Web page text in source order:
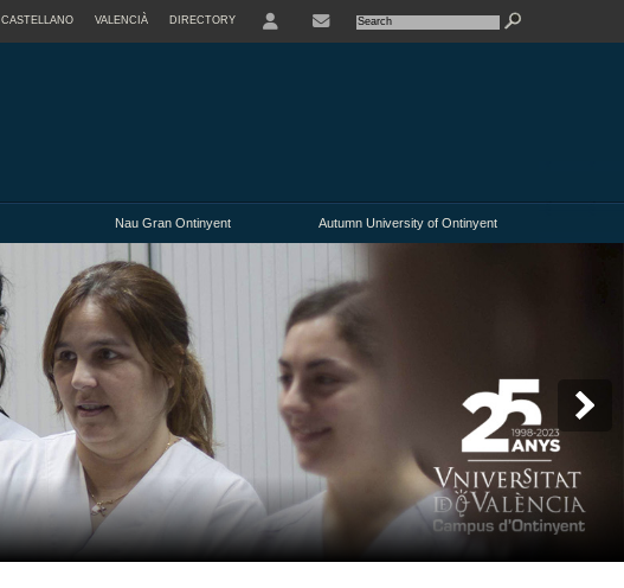
CASTELLANO VALENCIÀ DIRECTORY
Nau Gran Ontinyent Autumn University of Ontinyent